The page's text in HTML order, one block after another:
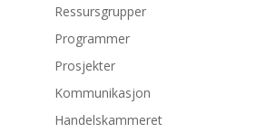
Ressursgrupper
Programmer
Prosjekter
Kommunikasjon
Handelskammeret